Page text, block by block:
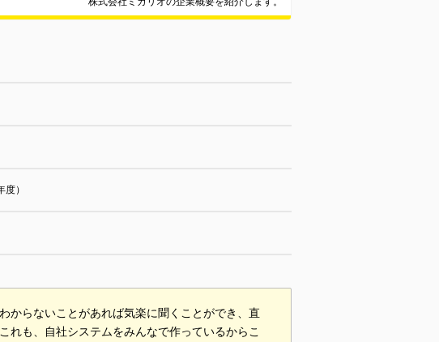
）
からないことがあれば気楽に聞くことができ、直
れも、自社システムをみんなで作っているからこ